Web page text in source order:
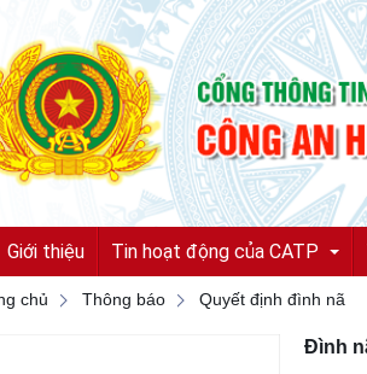
Giới thiệu Tin hoạt động của CATP
chủ Thông báo Quyết định đình nã
Đình